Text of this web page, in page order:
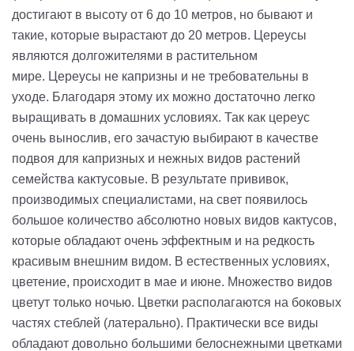
достигают в высоту от 6 до 10 метров, но бывают и
такие, которые вырастают до 20 метров. Цереусы
являются долгожителями в растительном
мире. Цереусы не капризны и не требовательны в
уходе. Благодаря этому их можно достаточно легко
выращивать в домашних условиях. Так как цереус
очень вынослив, его зачастую выбирают в качестве
подвоя для капризных и нежных видов растений
семейства кактусовые. В результате прививок,
производимых специалистами, на свет появилось
большое количество абсолютно новых видов кактусов,
которые обладают очень эффектным и на редкость
красивым внешним видом. В естественных условиях,
цветение, происходит в мае и июне. Множество видов
цветут только ночью. Цветки располагаются на боковых
частях стеблей (латерально). Практически все виды
обладают довольно большими белоснежными цветками